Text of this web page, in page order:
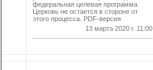
федеральная целевая программа.
Церковь не остается в стороне от
этого процесса. PDF-версия
13 марта 2020 г. 11:00